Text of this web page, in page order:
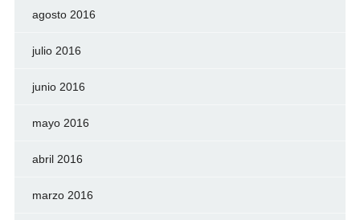
agosto 2016
julio 2016
junio 2016
mayo 2016
abril 2016
marzo 2016